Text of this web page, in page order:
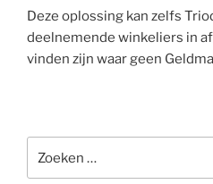
Deze oplossing kan zelfs
deelnemende winkeliers in
vinden zijn waar geen
naar: